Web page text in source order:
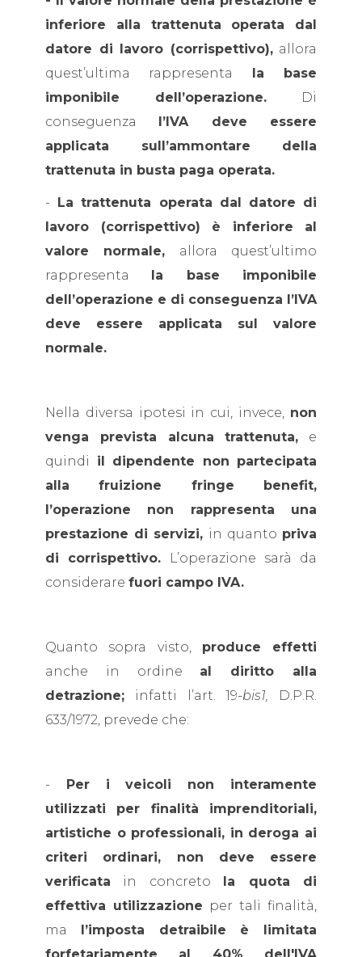
inferiore alla trattenuta operata dal
datore di lavoro (corrispettivo),allora
quest’ultima rappresenta la base
imponibile dell’operazione. Di
conseguenza l’IVA deve essere
applicata sull’ammontare della
trattenuta in busta paga operata.
- La trattenuta operata dal datore di
lavoro (corrispettivo) è inferiore al
valore normale, allora quest’ultimo
rappresenta la base imponibile
dell’operazione e di conseguenza l’IVA
deve essere applicata sul valore
normale.
Nella diversa ipotesi in cui, invece, non
venga prevista alcuna trattenuta, e
quindi il dipendente non partecipata
alla fruizione fringe benefit,
l’operazione non rappresenta una
prestazione di servizi, in quanto priva
di corrispettivo. L’operazione sarà da
considerare fuori campo IVA.
Quanto sopra visto, produce effetti
anche in ordine al diritto alla
detrazione; infatti l’art. 19-bis1,
D.P.R.
633/1972, prevede che:
- Per i veicoli non interamente
utilizzati per finalità imprenditoriali,
artistiche o professionali, in deroga ai
criteri ordinari, non deve essere
verificata in concreto la quota di
effettiva utilizzazione per tali finalità,
ma l’imposta detraibile è limitata